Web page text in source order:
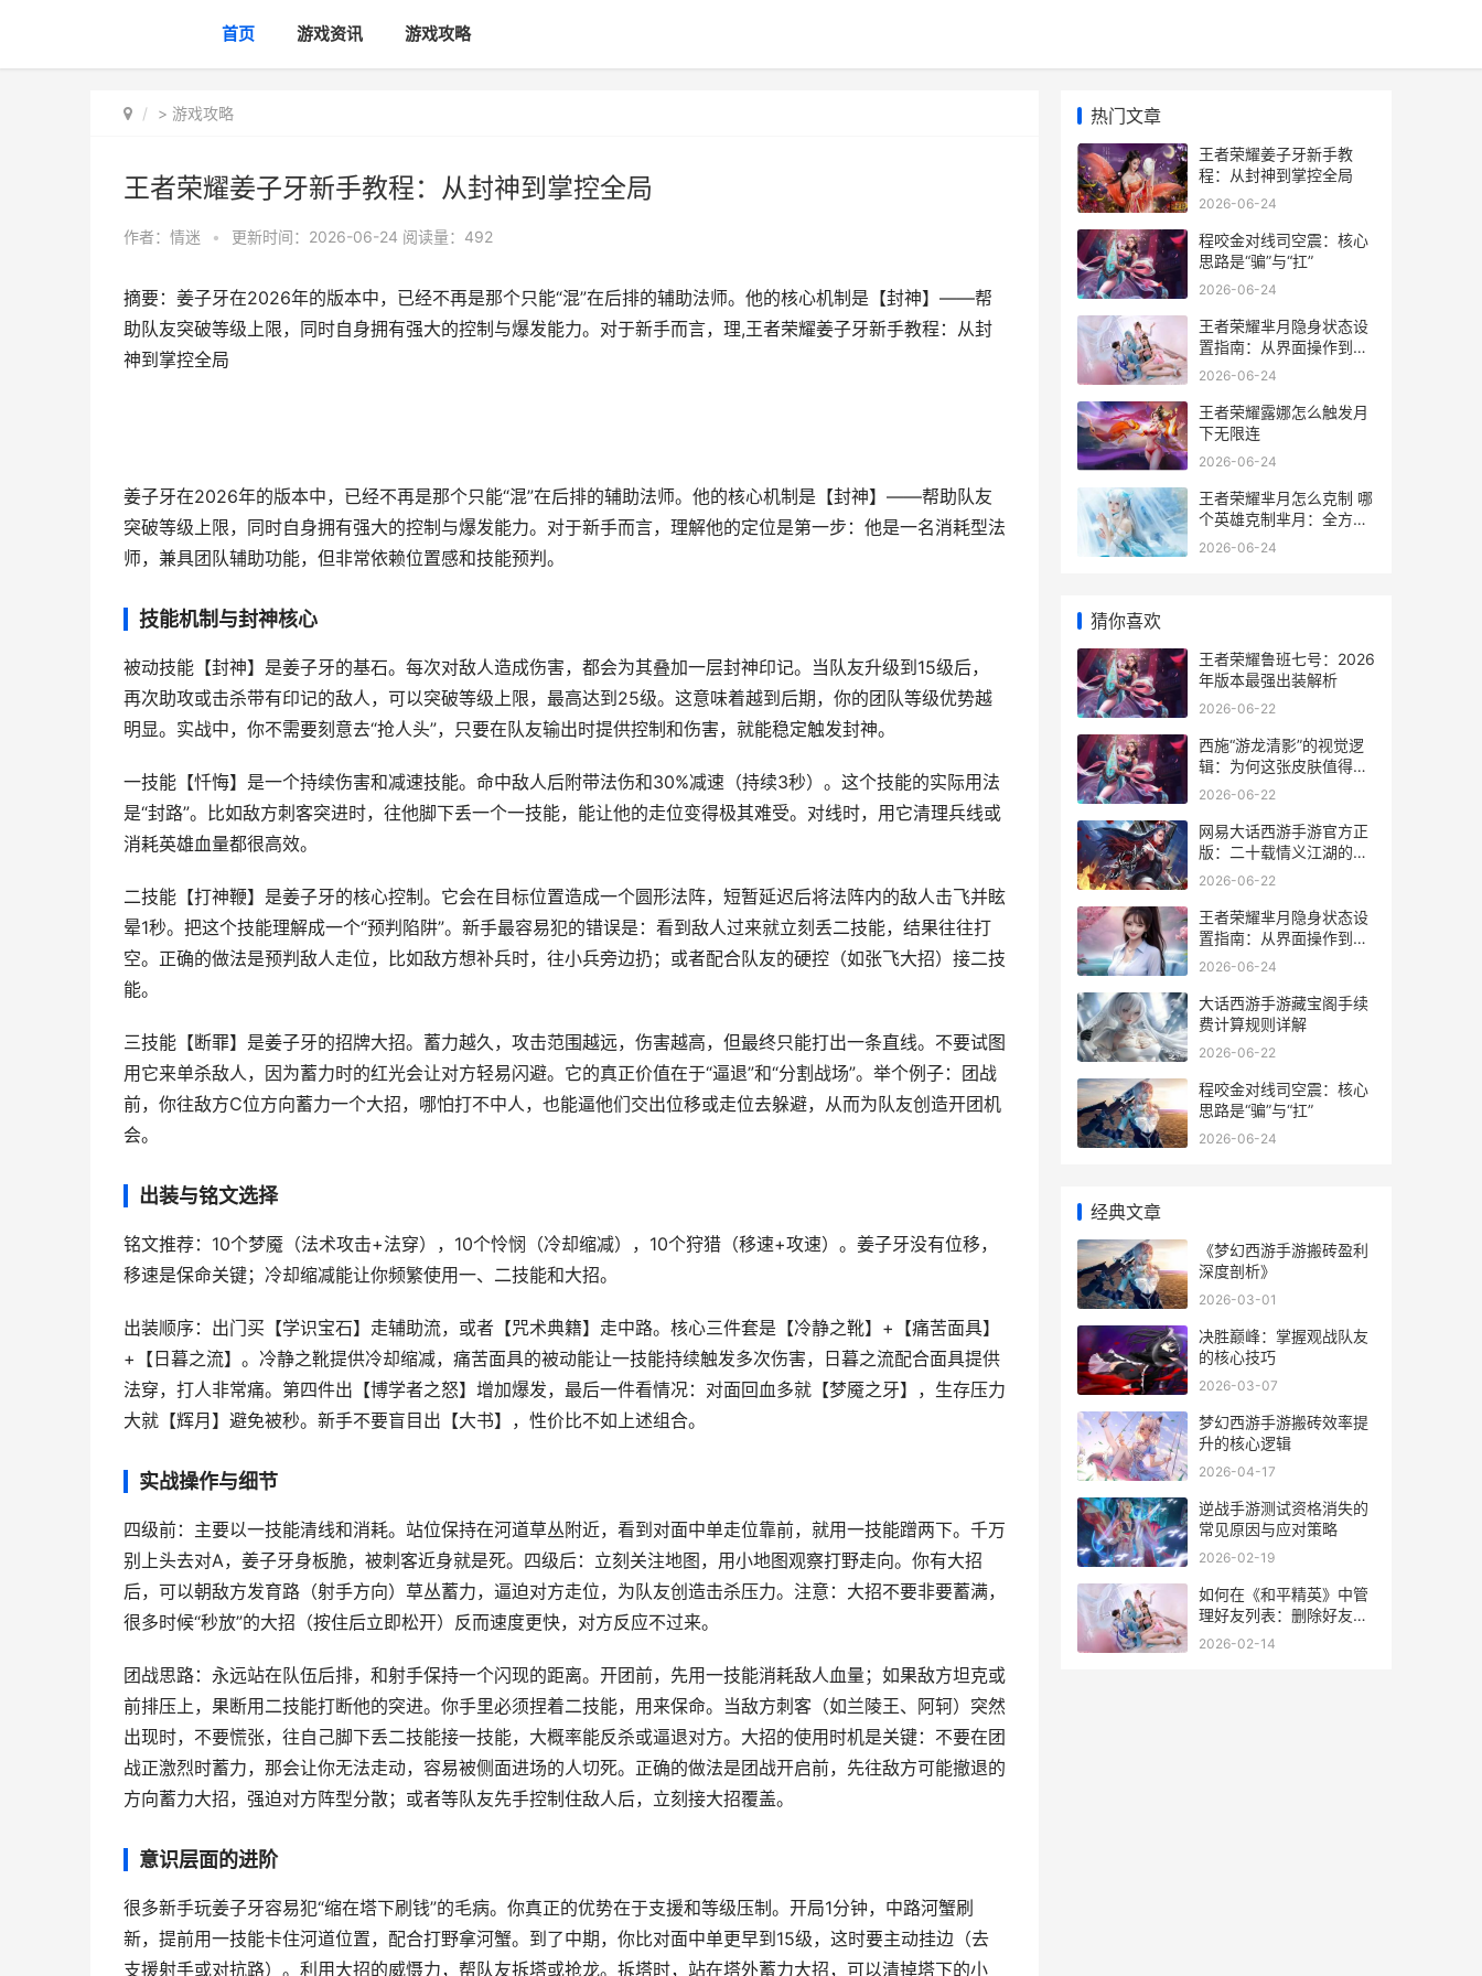
首页 游戏资讯 游戏攻略
> 游戏攻略
王者荣耀姜子牙新手教程：从封神到掌控全局
作者： 情迷 • 更新时间：2026-06-24 阅读量：492
摘要：姜子牙在2026年的版本中，已经不再是那个只能“混”在后排的辅助法师。他的核心机制是【封神】——帮
助队友突破等级上限，同时自身拥有强大的控制与爆发能力。对于新手而言，理,王者荣耀姜子牙新手教程：从封
神到掌控全局
姜子牙在2026年的版本中，已经不再是那个只能“混”在后排的辅助法师。他的核心机制是【封神】——帮助队友
突破等级上限，同时自身拥有强大的控制与爆发能力。对于新手而言，理解他的定位是第一步：他是一名消耗型法
师，兼具团队辅助功能，但非常依赖位置感和技能预判。
技能机制与封神核心
被动技能【封神】是姜子牙的基石。每次对敌人造成伤害，都会为其叠加一层封神印记。当队友升级到15级后，
再次助攻或击杀带有印记的敌人，可以突破等级上限，最高达到25级。这意味着越到后期，你的团队等级优势越
明显。实战中，你不需要刻意去“抢人头”，只要在队友输出时提供控制和伤害，就能稳定触发封神。
一技能【忏悔】是一个持续伤害和减速技能。命中敌人后附带法伤和30%减速（持续3秒）。这个技能的实际用法
是“封路”。比如敌方刺客突进时，往他脚下丢一个一技能，能让他的走位变得极其难受。对线时，用它清理兵线或
消耗英雄血量都很高效。
二技能【打神鞭】是姜子牙的核心控制。它会在目标位置造成一个圆形法阵，短暂延迟后将法阵内的敌人击飞并眩
晕1秒。把这个技能理解成一个“预判陷阱”。新手最容易犯的错误是：看到敌人过来就立刻丢二技能，结果往往打
空。正确的做法是预判敌人走位，比如敌方想补兵时，往小兵旁边扔；或者配合队友的硬控（如张飞大招）接二技
能。
三技能【断罪】是姜子牙的招牌大招。蓄力越久，攻击范围越远，伤害越高，但最终只能打出一条直线。不要试图
用它来单杀敌人，因为蓄力时的红光会让对方轻易闪避。它的真正价值在于“逼退”和“分割战场”。举个例子：团战
前，你往敌方C位方向蓄力一个大招，哪怕打不中人，也能逼他们交出位移或走位去躲避，从而为队友创造开团机
会。
出装与铭文选择
铭文推荐：10个梦魇（法术攻击+法穿），10个怜悯（冷却缩减），10个狩猎（移速+攻速）。姜子牙没有位移，
移速是保命关键；冷却缩减能让你频繁使用一、二技能和大招。
出装顺序：出门买【学识宝石】走辅助流，或者【咒术典籍】走中路。核心三件套是【冷静之靴】+【痛苦面具】
+【日暮之流】。冷静之靴提供冷却缩减，痛苦面具的被动能让一技能持续触发多次伤害，日暮之流配合面具提供
法穿，打人非常痛。第四件出【博学者之怒】增加爆发，最后一件看情况：对面回血多就【梦魇之牙】，生存压力
大就【辉月】避免被秒。新手不要盲目出【大书】，性价比不如上述组合。
实战操作与细节
四级前：主要以一技能清线和消耗。站位保持在河道草丛附近，看到对面中单走位靠前，就用一技能蹭两下。千万
别上头去对A，姜子牙身板脆，被刺客近身就是死。四级后：立刻关注地图，用小地图观察打野走向。你有大招
后，可以朝敌方发育路（射手方向）草丛蓄力，逼迫对方走位，为队友创造击杀压力。注意：大招不要非要蓄满，
很多时候“秒放”的大招（按住后立即松开）反而速度更快，对方反应不过来。
团战思路：永远站在队伍后排，和射手保持一个闪现的距离。开团前，先用一技能消耗敌人血量；如果敌方坦克或
前排压上，果断用二技能打断他的突进。你手里必须捏着二技能，用来保命。当敌方刺客（如兰陵王、阿轲）突然
出现时，不要慌张，往自己脚下丢二技能接一技能，大概率能反杀或逼退对方。大招的使用时机是关键：不要在团
战正激烈时蓄力，那会让你无法走动，容易被侧面进场的人切死。正确的做法是团战开启前，先往敌方可能撤退的
方向蓄力大招，强迫对方阵型分散；或者等队友先手控制住敌人后，立刻接大招覆盖。
意识层面的进阶
很多新手玩姜子牙容易犯“缩在塔下刷钱”的毛病。你真正的优势在于支援和等级压制。开局1分钟，中路河蟹刷
新，提前用一技能卡住河道位置，配合打野拿河蟹。到了中期，你比对面中单更早到15级，这时要主动挂边（去
支援射手或对抗路）。利用大招的威慑力，帮队友拆塔或抢龙。拆塔时，站在塔外蓄力大招，可以清掉塔下的小
热门文章
王者荣耀姜子牙新手教
程：从封神到掌控全局
2026-06-24
程咬金对线司空震：核心
思路是“骗”与“扛”
2026-06-24
王者荣耀芈月隐身状态设
置指南：从界面操作到实
战应用
2026-06-24
王者荣耀露娜怎么触发月
下无限连
2026-06-24
王者荣耀芈月怎么克制 哪
个英雄克制芈月：全方位
指南
2026-06-24
猜你喜欢
王者荣耀鲁班七号：2026
年版本最强出装解析
2026-06-22
西施“游龙清影”的视觉逻
辑：为何这张皮肤值得高
清壁纸
2026-06-22
网易大话西游手游官方正
版：二十载情义江湖的移
动端传承
2026-06-22
王者荣耀芈月隐身状态设
置指南：从界面操作到实
战应用
2026-06-24
大话西游手游藏宝阁手续
费计算规则详解
2026-06-22
程咬金对线司空震：核心
思路是“骗”与“扛”
2026-06-24
经典文章
《梦幻西游手游搬砖盈利
深度剖析》
2026-03-01
决胜巅峰：掌握观战队友
的核心技巧
2026-03-07
梦幻西游手游搬砖效率提
升的核心逻辑
2026-04-17
逆战手游测试资格消失的
常见原因与应对策略
2026-02-19
如何在《和平精英》中管
理好友列表：删除好友的
详细指南
2026-02-14